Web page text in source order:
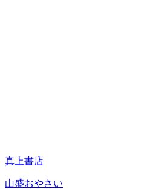
真上書店
山盛おやさい